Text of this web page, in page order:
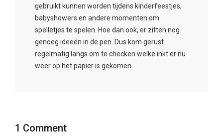
gebruikt kunnen worden tijdens kinderfeestjes,
babyshowers en andere momenten om
spelletjes te spelen. Hoe dan ook, er zitten nog
genoeg ideeën in de pen. Dus kom gerust
regelmatig langs om te checken welke inkt er nu
weer op het papier is gekomen.
1 Comment